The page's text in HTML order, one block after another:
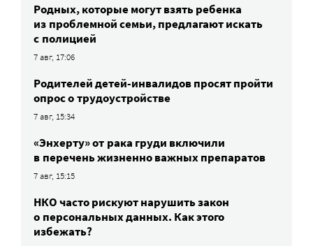
Родных, которые могут взять ребенка
из проблемной семьи, предлагают искать
с полицией
7 авг, 17:06
Родителей детей-инвалидов просят пройти
опрос о трудоустройстве
7 авг, 15:34
«Энхерту» от рака груди включили
в перечень жизненно важных препаратов
7 авг, 15:15
НКО часто рискуют нарушить закон
о персональных данных. Как этого
избежать?